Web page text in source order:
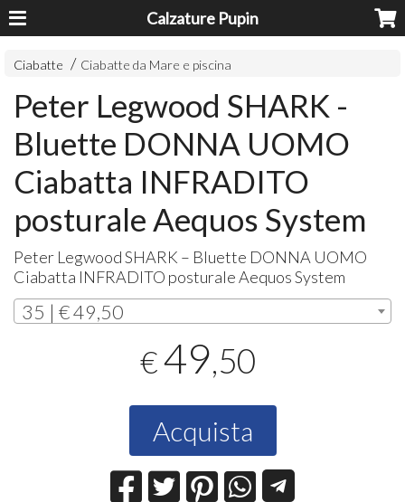
Calzature Pupin
Ciabatte Ciabatte da Mare e piscina
Peter Legwood SHARK -
Bluette DONNA UOMO
Ciabatta INFRADITO
posturale Aequos System
Peter LegwoodSHARK – Bluette DONNA UOMO
Ciabatta INFRADITO posturale Aequos System
35 | € 49,50
€49,50
Acquista